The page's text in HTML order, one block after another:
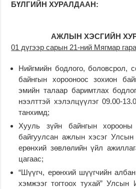
БҮЛГИЙН ХУРАЛДААН:
АЖЛЫН ХЭСГИЙН
01 дүгээр сарын 21-ний Мягмар
Нийгмийн бодлого, боловсрол,
байнгын хорооноос зохион
эмийн талаар баримтлах
нээлттэй хэлэлцүүлэг 09.00-
танхимд;
Хууль зүйн байнгын хорооны
байгуулсан ажлын хэсэг
ерөнхий зөвлөлийн үйл
цагаас;
“Шүүгч, ерөнхий шүүгчийн
хэмжээг тогтоох тухай”